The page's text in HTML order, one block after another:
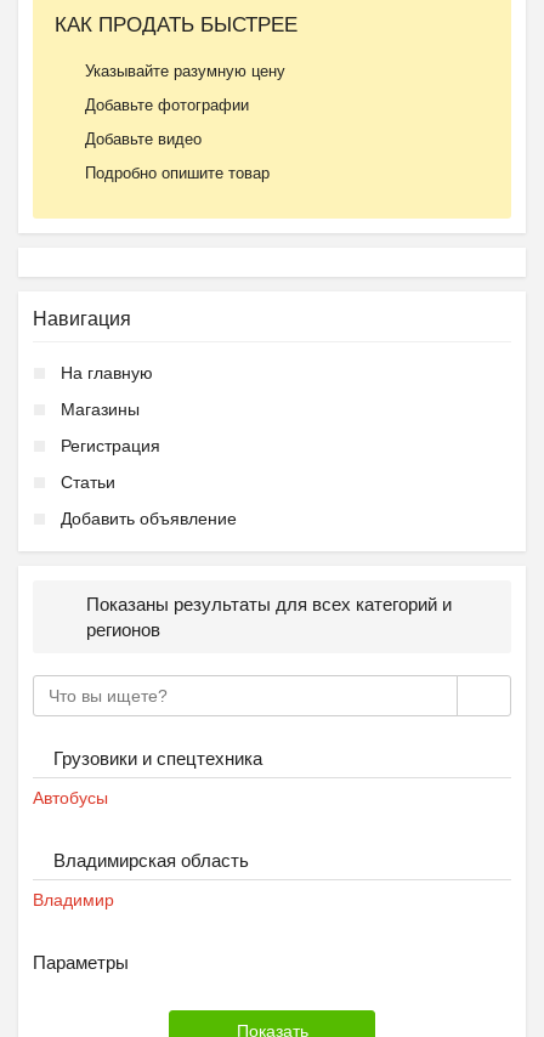
КАК ПРОДАТЬ БЫСТРЕЕ
Указывайте разумную цену
Добавьте фотографии
Добавьте видео
Подробно опишите товар
Навигация
На главную
Магазины
Регистрация
Статьи
Добавить объявление
Показаны результаты для всех категорий и
регионов
Грузовики и спецтехника
Автобусы
Владимирская область
Владимир
Параметры